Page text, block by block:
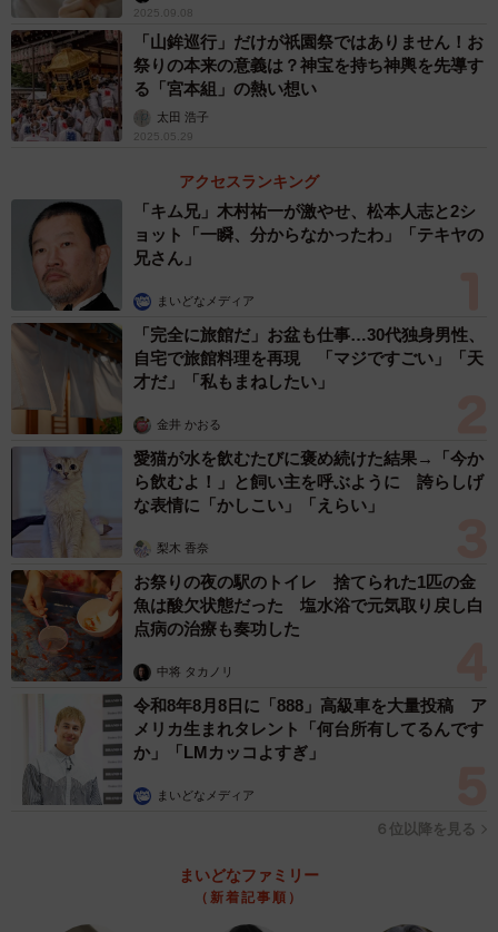
2025.09.08
「山鉾巡行」だけが祇園祭ではありません！お
祭りの本来の意義は？神宝を持ち神輿を先導す
る「宮本組」の熱い想い
太田 浩子
2025.05.29
アクセスランキング
「キム兄」木村祐一が激やせ、松本人志と2シ
ョット「一瞬、分からなかったわ」「テキヤの
兄さん」
まいどなメディア
「完全に旅館だ」お盆も仕事…30代独身男性、
自宅で旅館料理を再現 「マジですごい」「天
才だ」「私もまねしたい」
金井 かおる
愛猫が水を飲むたびに褒め続けた結果→「今か
ら飲むよ！」と飼い主を呼ぶように 誇らしげ
な表情に「かしこい」「えらい」
梨木 香奈
お祭りの夜の駅のトイレ 捨てられた1匹の金
魚は酸欠状態だった 塩水浴で元気取り戻し白
点病の治療も奏功した
中将 タカノリ
令和8年8月8日に「888」高級車を大量投稿 ア
メリカ生まれタレント「何台所有してるんです
か」「LMカッコよすぎ」
まいどなメディア
６位以降を見る
まいどなファミリー
（新着記事順）